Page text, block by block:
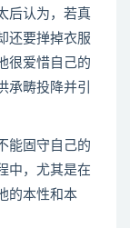
后认为，若真
还要掸掉衣服
很爱惜自己的
承畴投降并引
能固守自己的
中，尤其是在
的本性和本